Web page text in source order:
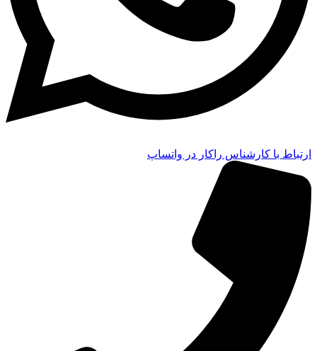
ارتباط با کارشناس راکار در واتساپ